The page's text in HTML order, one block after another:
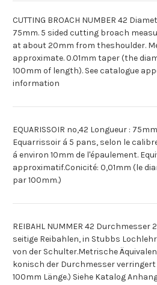
CUTTING BROACH NUMBER 42
75mm. 5 sided cutting broach
at about 20mm from theshoulder.
approximate. 0.01mm taper (the
100mm of length). See catalogue
information
EQUARISSOIR no,42 Longueur :
Equarrissoir á 5 pans, selon le
á environ 10mm de l'épaulement.
approximatif.Conicité: 0,01mm (le
par 100mm.)
REIBAHL NUMMER 42 Durchmesser
seitige Reibahlen, in Stubbs
von der Schulter.Metrische
konisch der Durchmesser verringert
100mm Länge.) Siehe Katalog